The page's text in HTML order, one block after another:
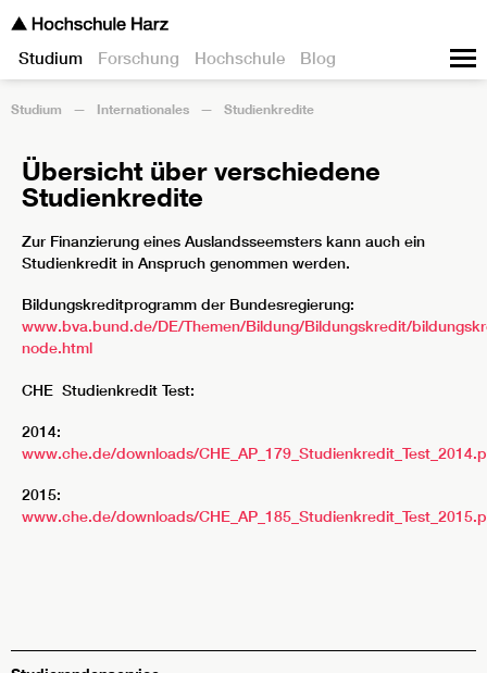
Studium Forschung Hochschule Blog
Studium Internationales Studienkredite
Übersicht über verschiedene
Studienkredite
Zur Finanzierung eines Auslandsseemsters kann auch ein
Studienkredit in Anspruch genommen werden.
Bildungskreditprogramm der Bundesregierung:
www.bva.bund.de/DE/Themen/Bildung/Bildungskredit/
node.html
CHE Studienkredit Test:
2014:
www.che.de/downloads/
2015:
www.che.de/downloads/